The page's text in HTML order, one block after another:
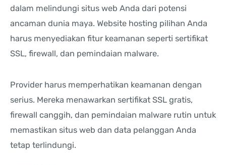
dalam melindungi situs web Anda dari potensi
ancaman dunia maya. Website hosting pilihan Anda
harus menyediakan fitur keamanan seperti sertifikat
SSL, firewall, dan pemindaian malware.
Provider harus memperhatikan keamanan dengan
serius. Mereka menawarkan sertifikat SSL gratis,
firewall canggih, dan pemindaian malware rutin untuk
memastikan situs web dan data pelanggan Anda
tetap terlindungi.